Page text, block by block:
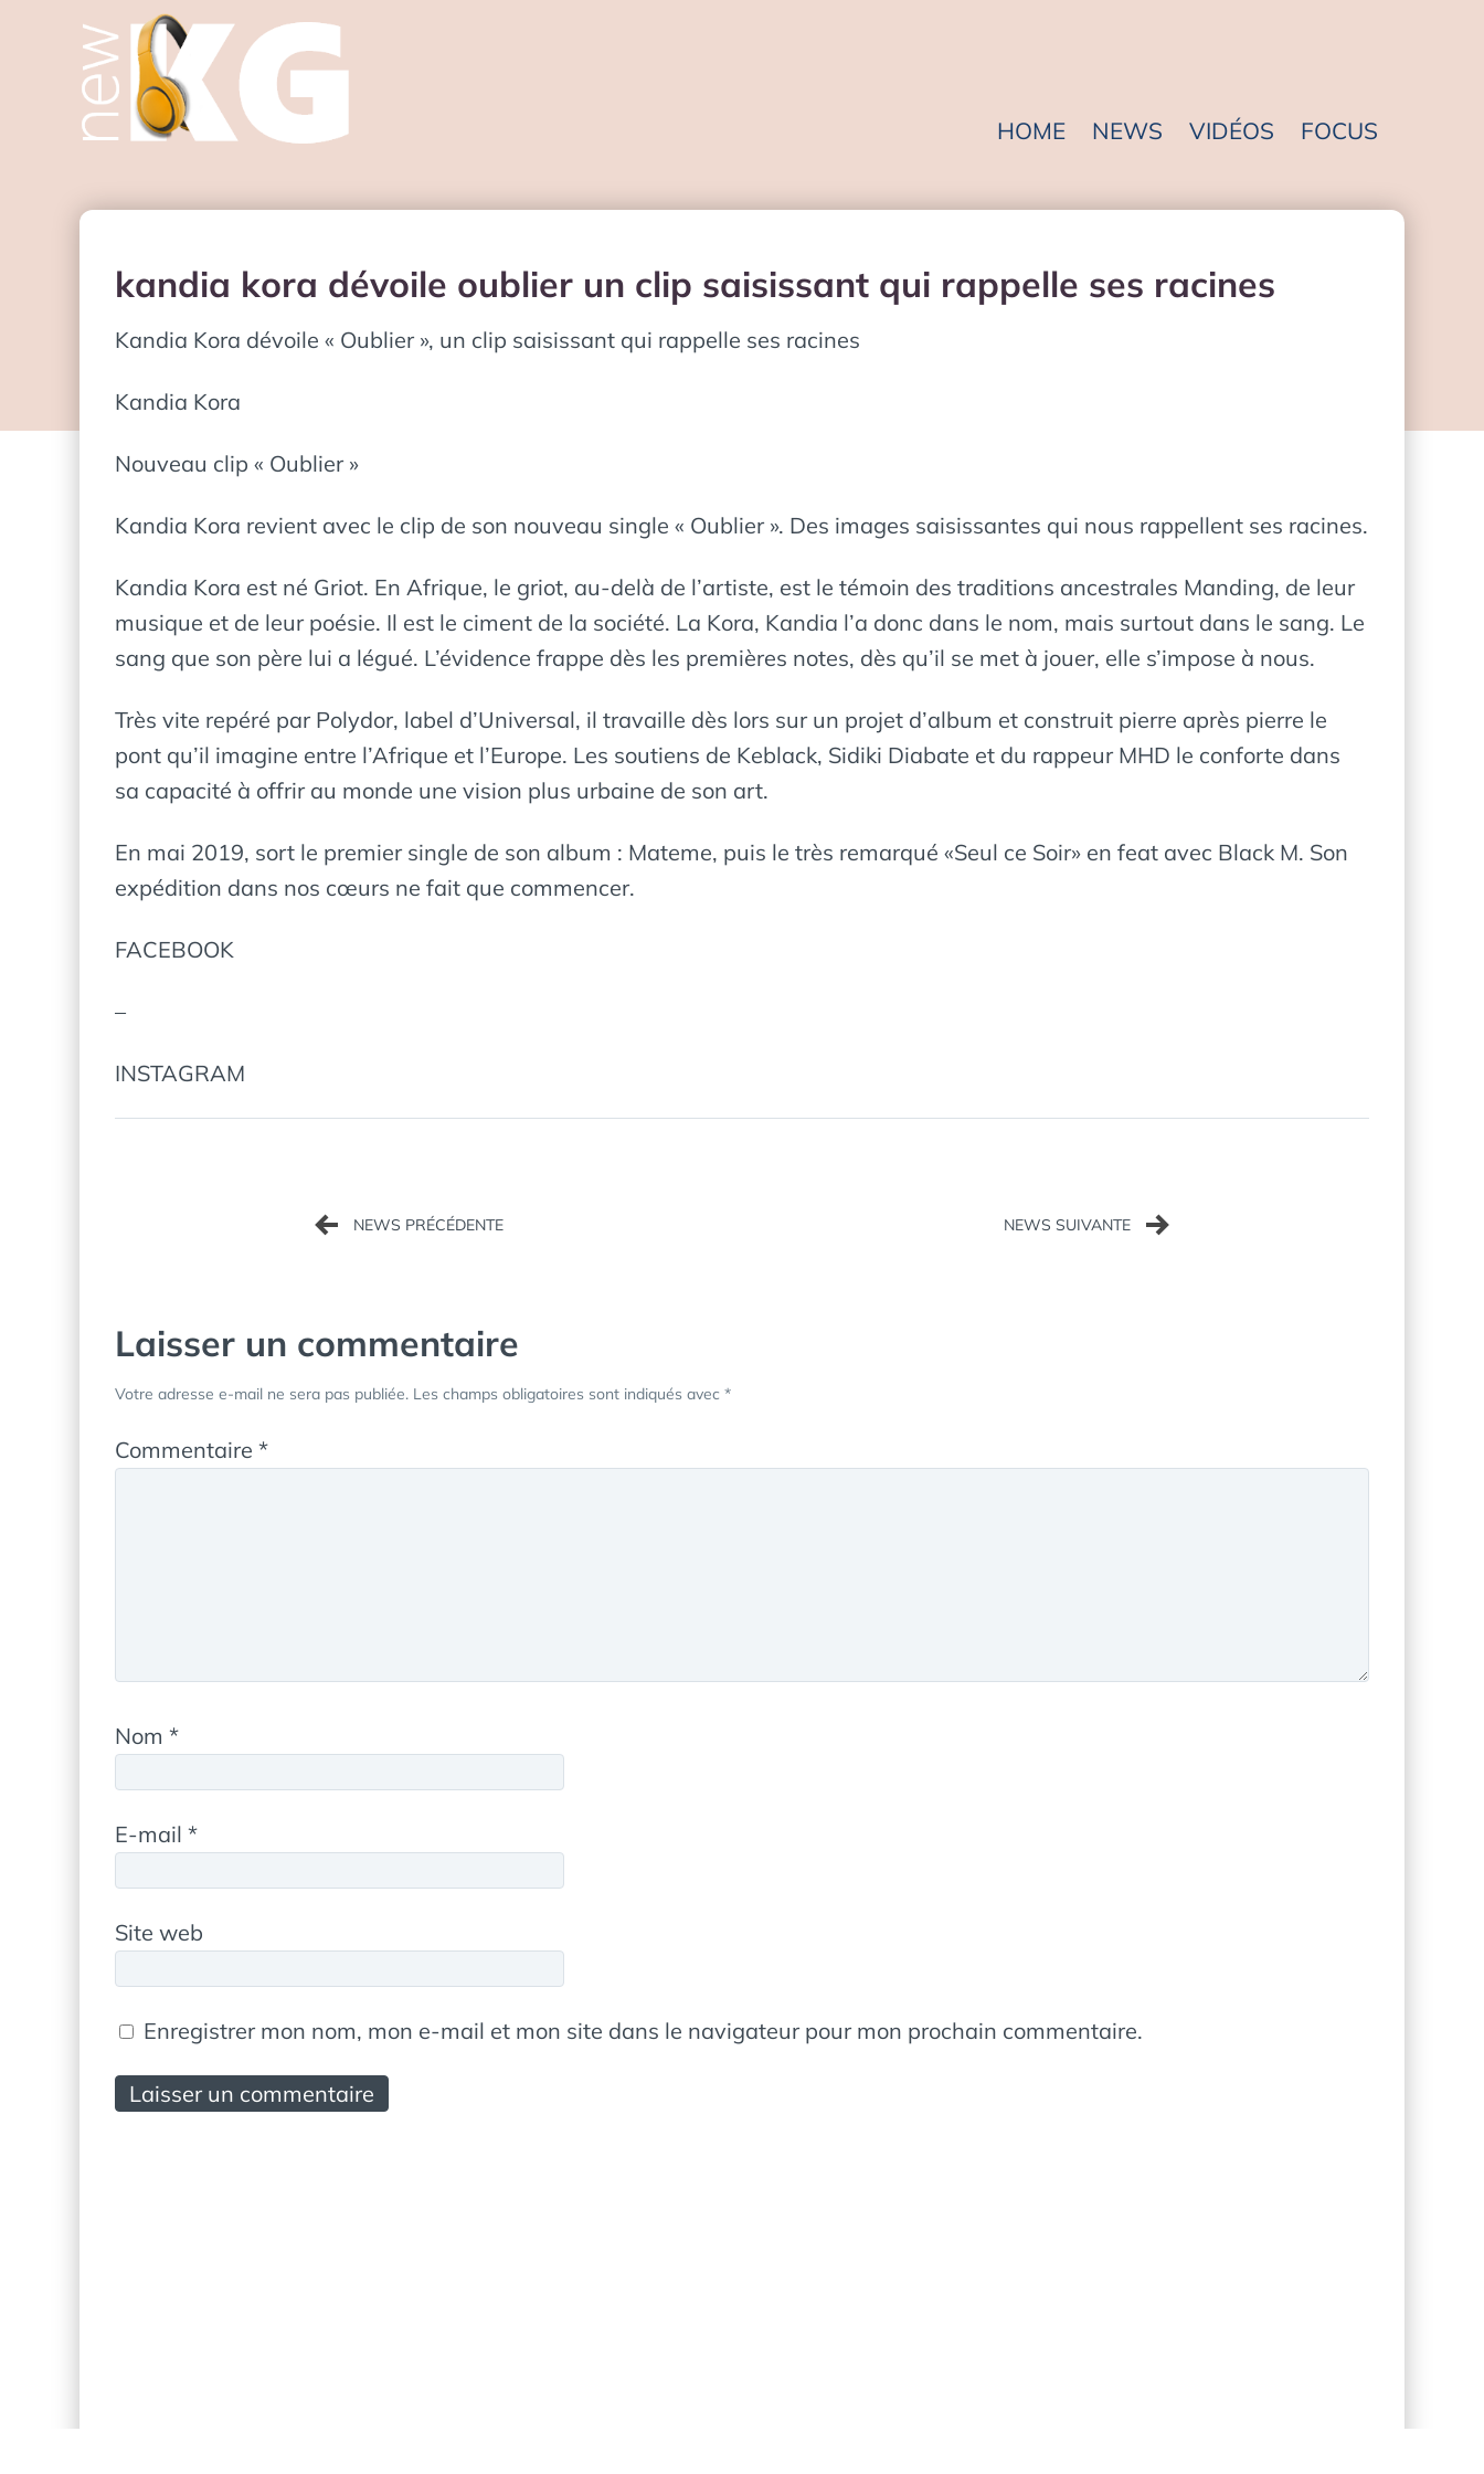
HOME NEWS VIDÉOS FOCUS
kandia kora dévoile oublier un clip saisissant qui rappelle ses racines
Kandia Kora dévoile « Oublier », un clip saisissant qui rappelle ses racines
Kandia Kora
Nouveau clip « Oublier »
Kandia Kora revient avec le clip de son nouveau single « Oublier ». Des images saisissantes qui nous rappellent ses racines.
Kandia Kora est né Griot. En Afrique, le griot, au-delà de l’artiste, est le témoin des traditions ancestrales Manding, de leur
musique et de leur poésie. Il est le ciment de la société. La Kora, Kandia l’a donc dans le nom, mais surtout dans le sang. Le
sang que son père lui a légué. L’évidence frappe dès les premières notes, dès qu’il se met à jouer, elle s’impose à nous.
Très vite repéré par Polydor, label d’Universal, il travaille dès lors sur un projet d’album et construit pierre après pierre le
pont qu’il imagine entre l’Afrique et l’Europe. Les soutiens de Keblack, Sidiki Diabate et du rappeur MHD le conforte dans
sa capacité à offrir au monde une vision plus urbaine de son art.
En mai 2019, sort le premier single de son album : Mateme, puis le très remarqué «Seul ce Soir» en feat avec Black M. Son
expédition dans nos cœurs ne fait que commencer.
FACEBOOK
–
INSTAGRAM
de
Laisser un commentaire
Votre adresse e-mail ne sera pas publiée. Les champs obligatoires sont indiqués avec *
Commentaire *
Nom *
E-mail *
Site web
Enregistrer mon nom, mon e-mail et mon site dans le navigateur pour mon prochain commentaire.